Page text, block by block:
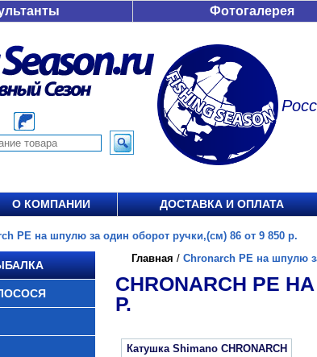
Фотогалерея
О КОМПАНИИ ДОСТАВКА И ОПЛАТА
PE на шпулю за один оборот ручки,(см) 86 от 9 850 р.
Главная / Chronarch PE на шпулю
CHRONARCH PE
Р.
Катушка Shimano CHRONARCH